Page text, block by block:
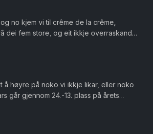
no kjem vi til crême de la crême,
dei fem store, og eit ikkje overraskande
å høyre på noko vi ikkje likar, eller noko
går gjennom 24.-13. plass på årets
vurdere kva so...